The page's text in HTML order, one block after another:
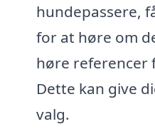
hundepassere,
for at høre om
høre referencer
Dette kan give
valg.